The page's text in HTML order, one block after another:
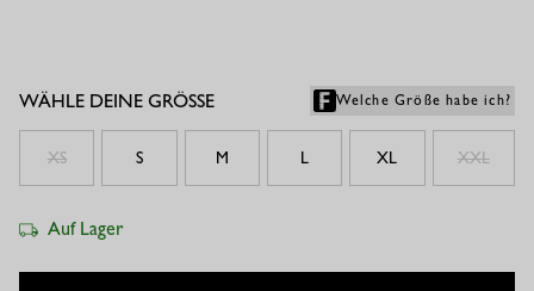
WÄHLE DEINE GRÖSSE Welche Größe habe ich?
XS S M L XL XXL
Auf Lager